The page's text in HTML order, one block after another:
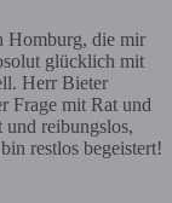
Homburg, die mir
glücklich mit
Herr Bieter
Frage mit Rat und
reibungslos,
restlos begeistert!